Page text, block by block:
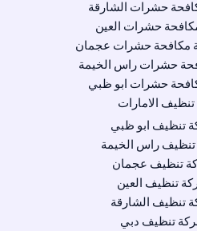
حشرات الشارقة
حشرات العين
مكافحة حشرات عجمان
حشرات راس الخيمة
حشرات ابو ظبي
الامارات
تنظيف ابو ظبي
راس الخيمة
تنظيف عجمان
تنظيف العين
تنظيف الشارقة
تنظيف دبي